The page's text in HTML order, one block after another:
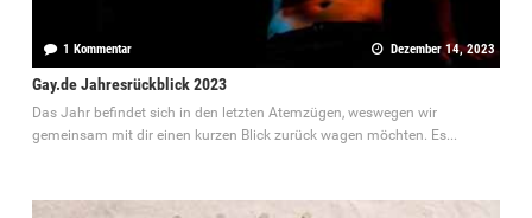
1 Kommentar Dezember 14, 2023
Gay.de Jahresrückblick 2023
Das Jahr befindet sich in den letzten Atemzügen, weswegen wir
gemeinsam mit dir einen kurzen Blick zurück wagen möchten. Es...